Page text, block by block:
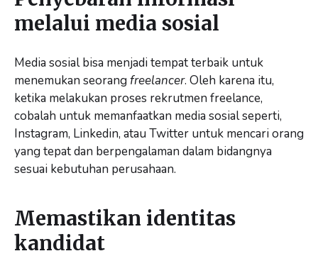
melalui media sosial
Media sosial bisa menjadi tempat terbaik untuk
menemukan seorang freelancer. Oleh karena itu,
ketika melakukan proses rekrutmen freelance,
cobalah untuk memanfaatkan media sosial seperti,
Instagram, Linkedin, atau Twitter untuk mencari orang
yang tepat dan berpengalaman dalam bidangnya
sesuai kebutuhan perusahaan.
Memastikan identitas
kandidat